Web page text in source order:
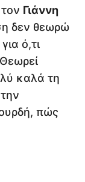
Γιάννη
δεν θεωρώ
ό,τι
καλά τη
πώς